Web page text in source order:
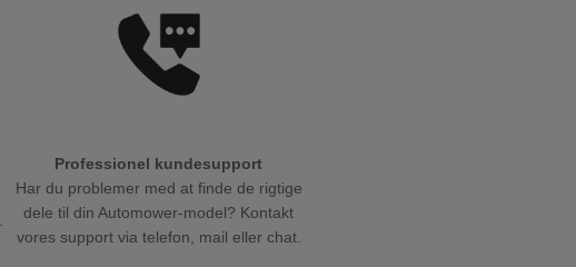
Professionel kundesupport
Har du problemer med at finde de rigtige
dele til din Automower-model? Kontakt
vores support via telefon, mail eller chat.